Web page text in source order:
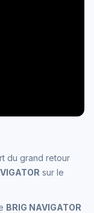
du grand retour
sur le
BRIG NAVIGATOR